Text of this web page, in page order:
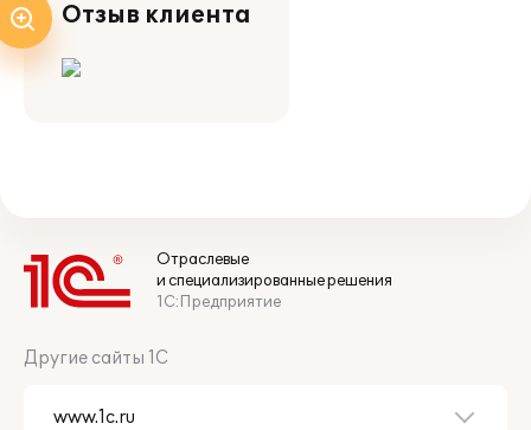
Отзыв клиента
Отраслевые
и специализированные решения
1С:Предприятие
Другие сайты 1С